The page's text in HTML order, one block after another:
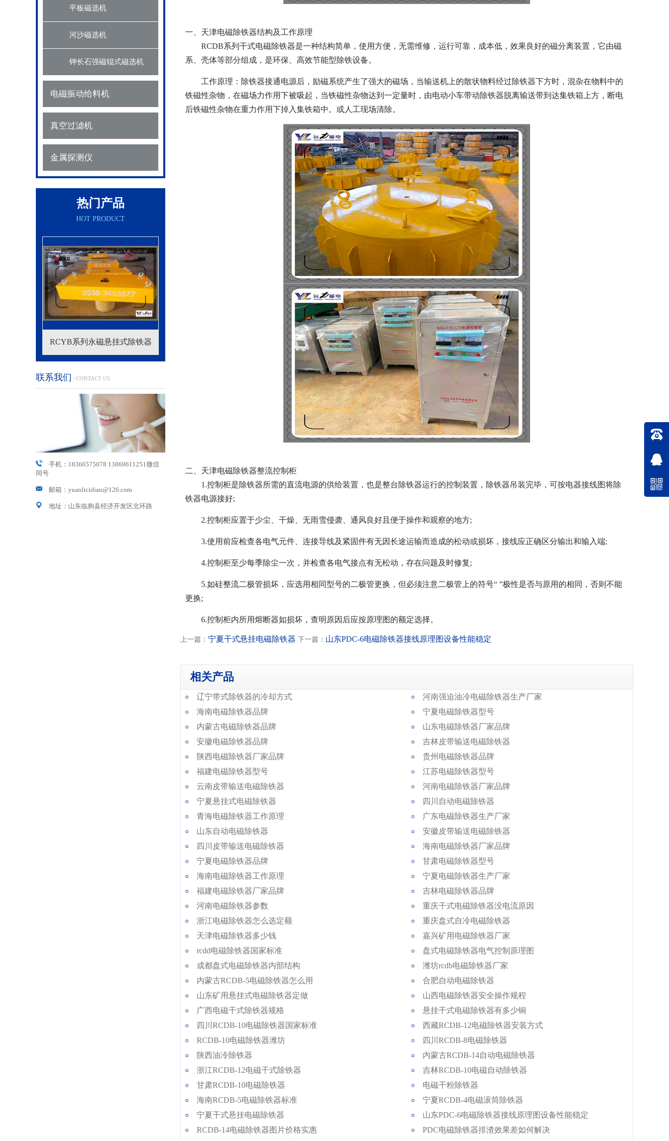
平板磁选机
河沙磁选机
钾长石强磁辊式磁选机
电磁振动给料机
真空过滤机
金属探测仪
热门产品
HOT PRODUCT
悬挂式除铁器 RCDE系列油冷式电磁除铁器 RCDF油冷自卸式电磁除铁器 RCDD系列干式自卸式电磁除铁
器
RCYD（C）系列永磁自卸式除
铁器
联系我们 / CONTACT US
手机：18366575078 13869611251微信
同号
邮箱：yuanlicidian@126.com
地址：山东临朐县经济开发区北环路
一、天津电磁除铁器结构及工作原理
RCDB系列干式电磁除铁器是一种结构简单，使用方便，无需维修，运行可靠，成本低，效果良好的磁分离装置，它由磁
系、壳体等部分组成，是环保、高效节能型除铁设备。
工作原理：除铁器接通电源后，励磁系统产生了强大的磁场，当输送机上的散状物料经过除铁器下方时，混杂在物料中的
铁磁性杂物，在磁场力作用下被吸起，当铁磁性杂物达到一定量时，由电动小车带动除铁器脱离输送带到达集铁箱上方，断电
后铁磁性杂物在重力作用下掉入集铁箱中。或人工现场清除。
二、天津电磁除铁器整流控制柜
1.控制柜是除铁器所需的直流电源的供给装置，也是整台除铁器运行的控制装置，除铁器吊装完毕，可按电器接线图将除
铁器电源接好;
2.控制柜应置于少尘、干燥、无雨雪侵袭、通风良好且便于操作和观察的地方;
3.使用前应检查各电气元件、连接导线及紧固件有无因长途运输而造成的松动或损坏，接线应正确区分输出和输入端;
4.控制柜至少每季除尘一次，并检查各电气接点有无松动，存在问题及时修复;
5.如硅整流二极管损坏，应选用相同型号的二极管更换，但必须注意二极管上的符号“ ”极性是否与原用的相同，否则不能
更换;
6.控制柜内所用熔断器如损坏，查明原因后应按原理图的额定选择。
上一篇： 宁夏干式悬挂电磁除铁器 下一篇： 山东PDC-6电磁除铁器接线原理图设备性能稳定
相关产品
辽宁带式除铁器的冷却方式
河南强迫油冷电磁除铁器生产厂家
海南电磁除铁器品牌
宁夏电磁除铁器型号
内蒙古电磁除铁器品牌
山东电磁除铁器厂家品牌
安徽电磁除铁器品牌
吉林皮带输送电磁除铁器
陕西电磁除铁器厂家品牌
贵州电磁除铁器品牌
福建电磁除铁器型号
江苏电磁除铁器型号
云南皮带输送电磁除铁器
河南电磁除铁器厂家品牌
宁夏悬挂式电磁除铁器
四川自动电磁除铁器
青海电磁除铁器工作原理
广东电磁除铁器生产厂家
山东自动电磁除铁器
安徽皮带输送电磁除铁器
四川皮带输送电磁除铁器
海南电磁除铁器厂家品牌
宁夏电磁除铁器品牌
甘肃电磁除铁器型号
海南电磁除铁器工作原理
宁夏电磁除铁器生产厂家
福建电磁除铁器厂家品牌
吉林电磁除铁器品牌
河南电磁除铁器参数
重庆干式电磁除铁器没电流原因
浙江电磁除铁器怎么选定额
重庆盘式自冷电磁除铁器
天津电磁除铁器多少钱
嘉兴矿用电磁除铁器厂家
rcdd电磁除铁器国家标准
盘式电磁除铁器电气控制原理图
成都盘式电磁除铁器内部结构
潍坊rcdb电磁除铁器厂家
内蒙古RCDB-5电磁除铁器怎么用
合肥自动电磁除铁器
山东矿用悬挂式电磁除铁器定做
山西电磁除铁器安全操作规程
广西电磁干式除铁器规格
悬挂干式电磁除铁器有多少铜
四川RCDB-10电磁除铁器国家标准
西藏RCDB-12电磁除铁器安装方式
RCDB-10电磁除铁器潍坊
四川RCDB-8电磁除铁器
陕西油冷除铁器
内蒙古RCDB-14自动电磁除铁器
浙江RCDB-12电磁干式除铁器
吉林RCDB-10电磁自动除铁器
甘肃RCDB-10电磁除铁器
电磁干粉除铁器
海南RCDB-5电磁除铁器标准
宁夏RCDB-4电磁滚筒除铁器
宁夏干式悬挂电磁除铁器
山东PDC-6电磁除铁器接线原理图设备性能稳定
RCDB-14电磁除铁器图片价格实惠
PDC电磁除铁器排渣效果差如何解决